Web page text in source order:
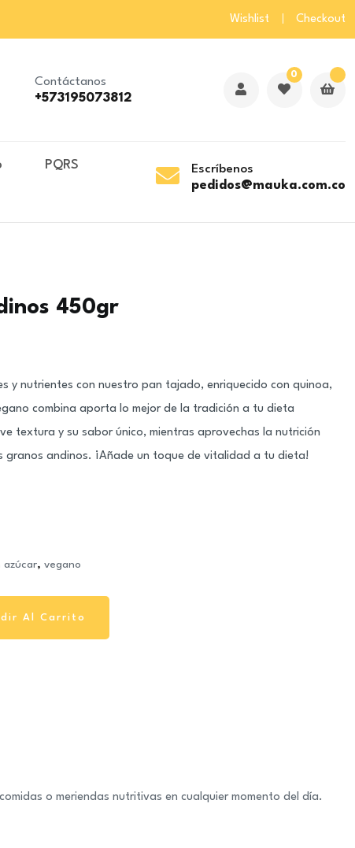
Wishlist Checkout
Contáctanos
+573195073812
0
PQRS
Escríbenos
pedidos@mauka.com.co
450gr
y nutrientes con nuestro pan tajado, enriquecido con quinoa,
combina aporta lo mejor de la tradición a tu dieta
textura y su sabor único, mientras aprovechas la nutrición
granos andinos. ¡Añade un toque de vitalidad a tu dieta!
azúcar, vegano
Al Carrito
o meriendas nutritivas en cualquier momento del día.